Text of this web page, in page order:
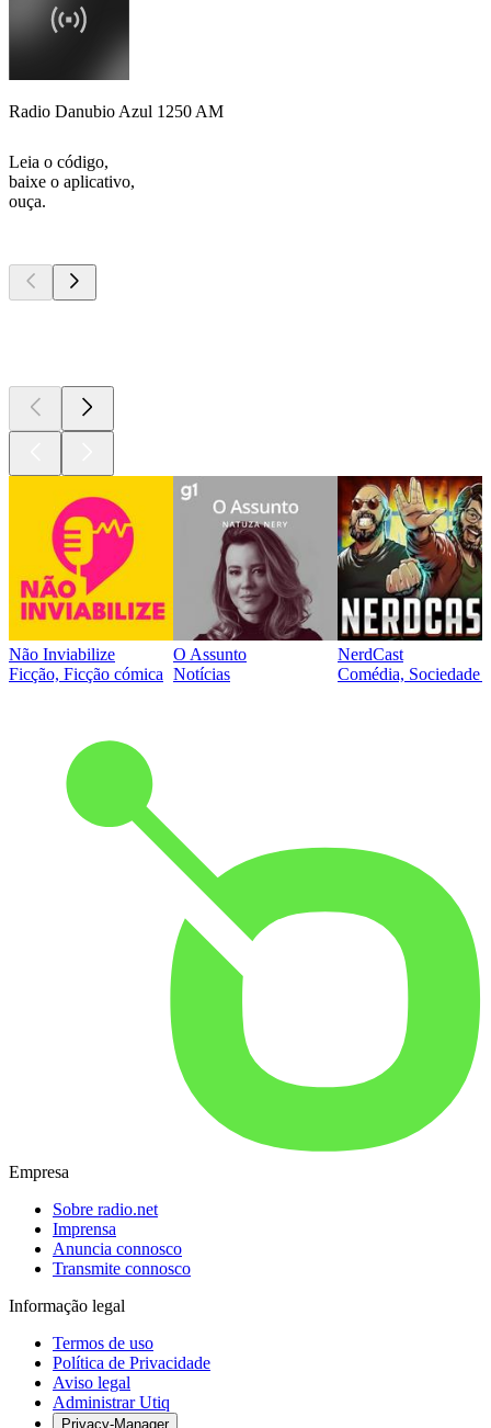
Radio Danubio Azul 1250 AM
Leia o código,
baixe o aplicativo,
ouça.
Não Inviabilize
Ficção, Ficção cómica
O Assunto
Notícias
NerdCast
Comédia, Sociedade
Empresa
Sobre radio.net
Imprensa
Anuncia connosco
Transmite connosco
Informação legal
Termos de uso
Política de Privacidade
Aviso legal
Administrar Utiq
Privacy-Manager